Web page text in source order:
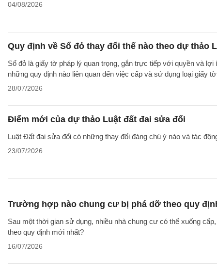
04/08/2026
Quy định về Sổ đỏ thay đổi thế nào theo dự thảo
Sổ đỏ là giấy tờ pháp lý quan trọng, gắn trực tiếp với quyền và
những quy định nào liên quan đến việc cấp và sử dụng loại giấy
28/07/2026
Điểm mới của dự thảo Luật đất đai sửa đổi
Luật Đất đai sửa đổi có những thay đổi đáng chú ý nào và tác
23/07/2026
Trường hợp nào chung cư bị phá dỡ theo quy
Sau một thời gian sử dụng, nhiều nhà chung cư có thể xuống
theo quy định mới nhất?
16/07/2026